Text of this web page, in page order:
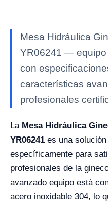
Mesa Hidráulica
YR06241 — equipo
con
características
profesionales
La Mesa Hidráulica
YR06241 es una
específicamente para
profesionales de la
avanzado equipo está
acero inoxidable 304, lo